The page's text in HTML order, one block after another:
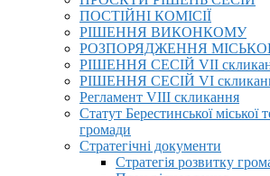
ПОСТІЙНІ КОМІСІЇ
РІШЕННЯ ВИКОНКОМУ
РОЗПОРЯДЖЕННЯ
РІШЕННЯ СЕСІЙ VII
РІШЕННЯ СЕСІЙ VI
Регламент VIІI скликання
Статут Берестинської міської
громади
Стратегічні документи
Стратегія розвитку